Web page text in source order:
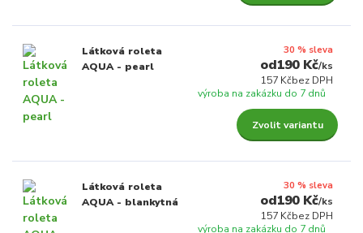
Látková roleta
AQUA - pearl
30 % sleva
190 Kč/ks
157 Kčbez DPH
výroba na zakázku do 7 dnů
Zvolit variantu
Látková roleta
AQUA - blankytná
30 % sleva
190 Kč/ks
157 Kčbez DPH
výroba na zakázku do 7 dnů